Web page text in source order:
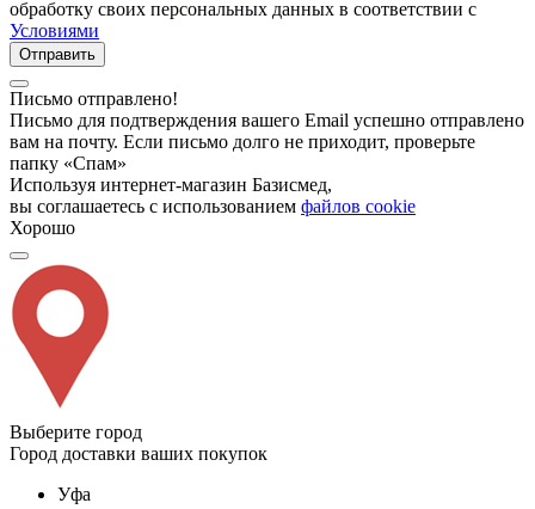
обработку своих персональных данных в соответствии с
Условиями
Отправить
Письмо отправлено!
Письмо для подтверждения вашего Email успешно отправлено
вам на почту. Если письмо долго не приходит, проверьте
папку «Спам»
Используя интернет-магазин Базисмед,
вы соглашаетесь с использованием файлов cookie
Хорошо
Выберите город
Город доставки ваших покупок
Уфа